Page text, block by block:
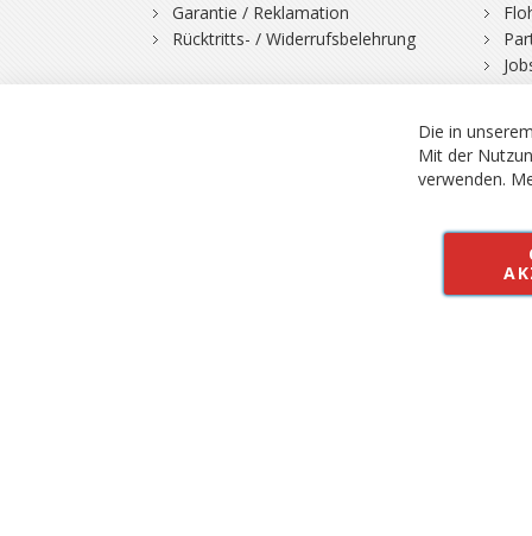
Garantie / Reklamation
Rücktritts- / Widerrufsbelehrung
Vertrag
Alle Preise inkl.
Die in
Mit der
verwenden.